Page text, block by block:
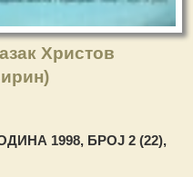
Христов
1998, БРОЈ 2 (22),